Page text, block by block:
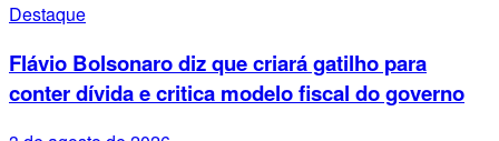
Destaque
Flávio Bolsonaro diz que criará gatilho para
conter dívida e critica modelo fiscal do governo